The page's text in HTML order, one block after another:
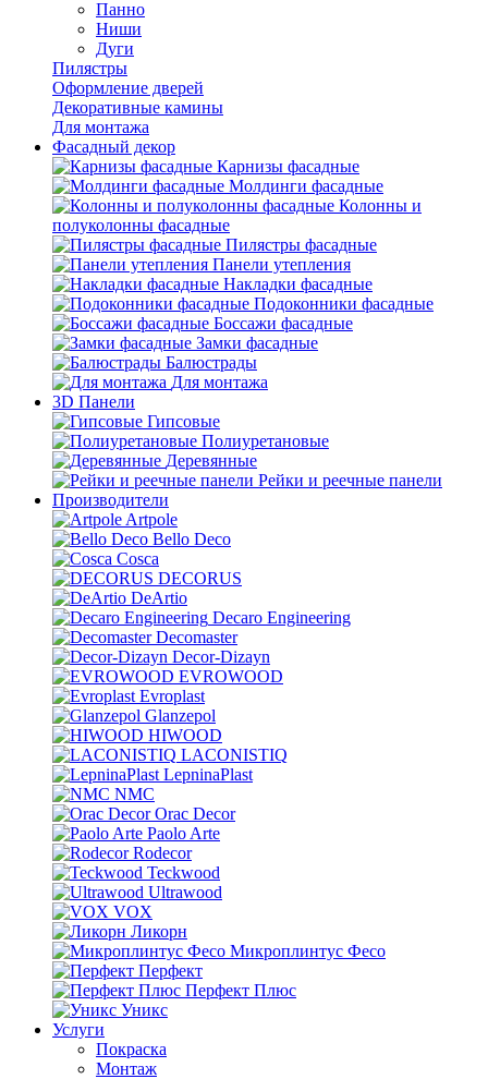
Панно
Ниши
Дуги
Пилястры
Оформление дверей
Декоративные камины
Для монтажа
Фасадный декор
Карнизы фасадные
Молдинги фасадные
Колонны и
полуколонны фасадные
Пилястры фасадные
Панели утепления
Накладки фасадные
Подоконники фасадные
Боссажи фасадные
Замки фасадные
Балюстрады
Для монтажа
3D Панели
Гипсовые
Полиуретановые
Деревянные
Рейки и реечные панели
Производители
Artpole
Bello Deco
Cosca
DECORUS
DeArtio
Decaro Engineering
Decomaster
Decor-Dizayn
EVROWOOD
Evroplast
Glanzepol
HIWOOD
LACONISTIQ
LepninaPlast
NMC
Orac Decor
Paolo Arte
Rodecor
Teckwood
Ultrawood
VOX
Ликорн
Микроплинтус Фесо
Перфект
Перфект Плюс
Уникс
Услуги
Покраска
Монтаж